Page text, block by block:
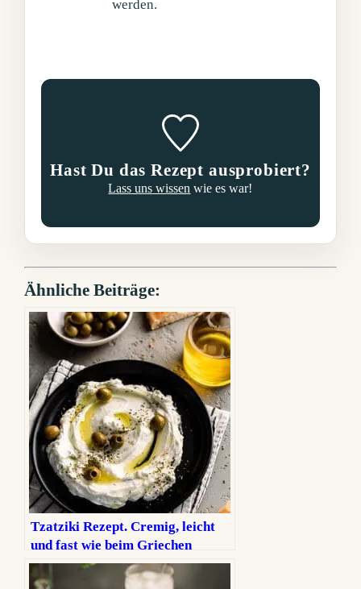
werden.
Hast Du das Rezept ausprobiert?
Lass uns wissen wie es war!
Ähnliche Beiträge:
Tzatziki Rezept. Cremig, leicht
und fast wie beim Griechen